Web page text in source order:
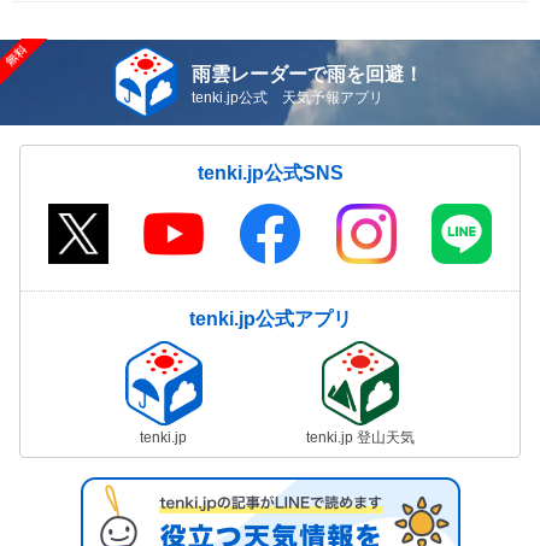
雨雲レーダーで雨を回避！
tenki.jp公式 天気予報アプリ
tenki.jp公式SNS
tenki.jp公式アプリ
tenki.jp tenki.jp 登山天気